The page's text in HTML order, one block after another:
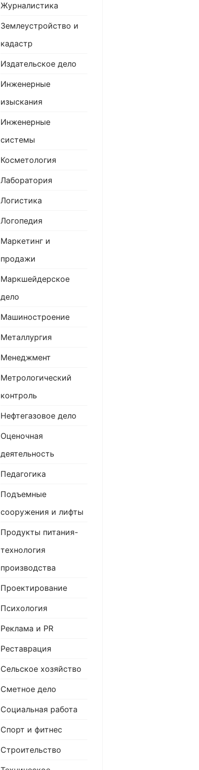
Журналистика
Землеустройство и
кадастр
Издательское дело
Инженерные
изыскания
Инженерные
системы
Косметология
Лаборатория
Логистика
Логопедия
Маркетинг и
продажи
Маркшейдерское
дело
Машиностроение
Металлургия
Менеджмент
Метрологический
контроль
Нефтегазовое дело
Оценочная
деятельность
Педагогика
Подъемные
сооружения и лифты
Продукты питания-
технология
производства
Проектирование
Психология
Реклама и PR
Реставрация
Сельское хозяйство
Сметное дело
Социальная работа
Спорт и фитнес
Строительство